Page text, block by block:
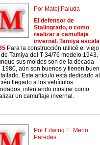
Por Matej Paluda
El defensor de
Stalingrado, o como
realizar a camuflaje
invernal. Tamiya escala
Para la construcción utilicé el viejo
de Tamiya del T-34/76 modelo 1943.
sus moldes son de la década
1980, aún son buenos y tienen buen
Este artículo está dedicado al
llegado a los vehículos
intentando mostrar como
un camuflaje invernal.
Por Edwing E. Merlo
Paredes